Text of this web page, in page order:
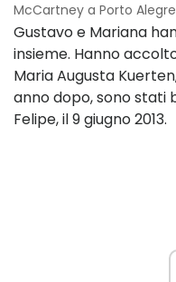
McCartney a Porto
Gustavo e Mariana
insieme. Hanno
Maria Augusta
anno dopo, sono stati
Felipe, il 9 giugno 2013.